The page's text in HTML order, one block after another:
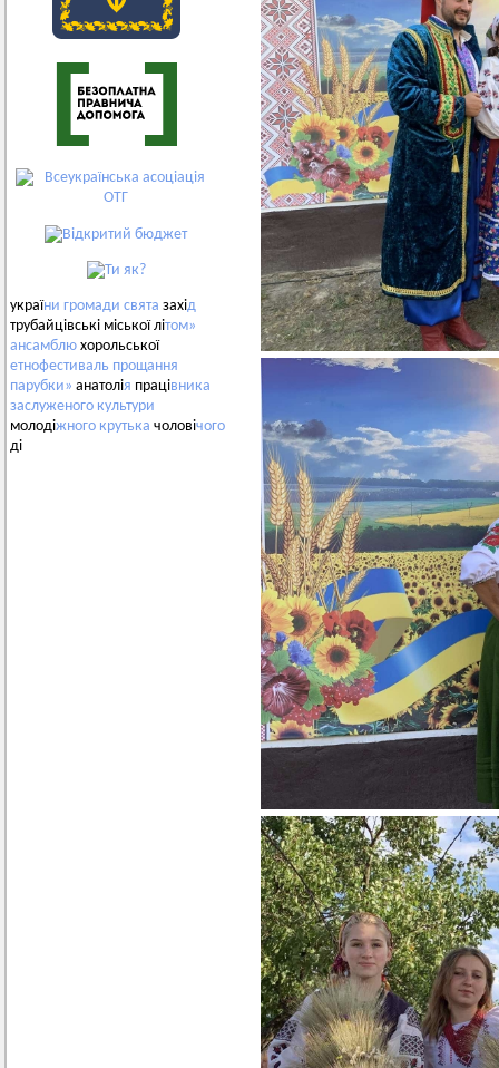
україни громади свята захід
трубайцівські міської літом»
ансамблю хорольської
етнофестиваль прощання
парубки» анатолія працівника
заслуженого культури
молодіжного крутька чоловічого
ді